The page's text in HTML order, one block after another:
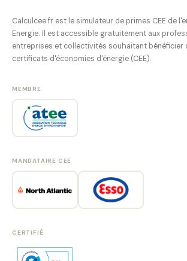
Calculcee.fr est le simulateur de primes CEE de
Energie. Il est accessible gratuitement aux
entreprises et collectivités souhaitant bénéficier
certificats d'économies d'énergie (CEE).
MEMBRE
MANDATAIRE CEE
CERTIFIÉ